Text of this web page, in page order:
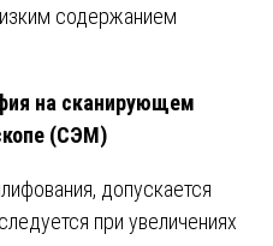
содержанием
на сканирующем
(СЭМ)
допускается
при увеличениях